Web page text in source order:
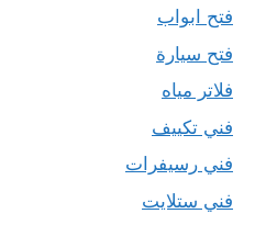
فتح ابواب
فتح سيارة
فلاتر مياه
فني تكييف
فني رسيفرات
فني ستلايت